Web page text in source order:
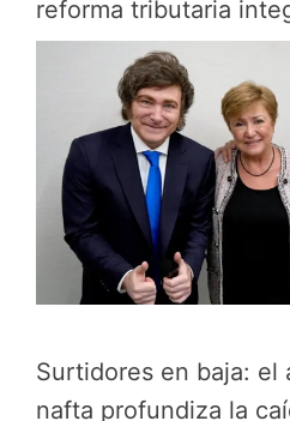
reforma tributaria
Surtidores en baja: el
nafta profundiza la